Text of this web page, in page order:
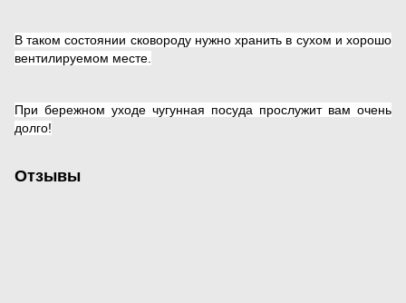
В таком состоянии сковороду нужно хранить в сухом и хорошо
вентилируемом месте.
При бережном уходе чугунная посуда прослужит вам очень
долго!
Отзывы